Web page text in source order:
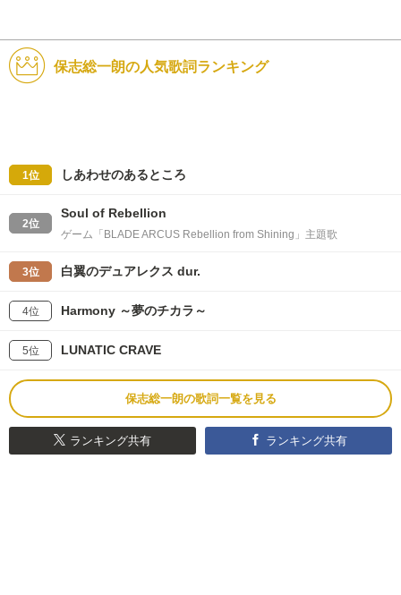
保志総一朗の人気歌詞ランキング
1位 しあわせのあるところ
2位
Soul of Rebellion
ゲーム「BLADE ARCUS Rebellion from Shining」主題歌
3位 白翼のデュアレクス dur.
4位 Harmony ～夢のチカラ～
5位 LUNATIC CRAVE
保志総一朗の歌詞一覧を見る
ランキング共有 ランキング共有